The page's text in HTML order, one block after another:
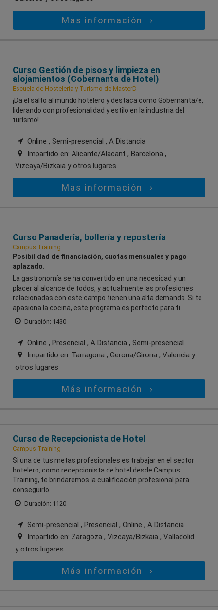
Más información
Curso Gestión de pisos y limpieza en
alojamientos (Gobernanta de Hotel)
Escuela de Hostelería y Turismo de MasterD
¡Da el salto al mundo hotelero y destaca como Gobernanta/e,
liderando con profesionalidad y estilo en la industria del
turismo!
Online , Semi-presencial , A Distancia
Impartido en: Alicante/Alacant , Barcelona ,
Vizcaya/Bizkaia y otros lugares
Más información
Curso Panadería, bollería y repostería
Campus Training
Posibilidad de financiación, cuotas mensuales y pago
aplazado.
La gastronomía se ha convertido en una necesidad y un
placer al alcance de todos, y actualmente las profesiones
relacionadas con este campo tienen una alta demanda. Si te
apasiona la cocina, este programa es perfecto para ti
Duración: 1430
Online , Presencial , A Distancia , Semi-presencial
Impartido en: Tarragona , Gerona/Girona , Valencia y
otros lugares
Más información
Curso de Recepcionista de Hotel
Campus Training
Si una de tus metas profesionales es trabajar en el sector
hotelero, como recepcionista de hotel desde Campus
Training, te brindaremos la cualificación profesional para
conseguirlo.
Duración: 1120
Semi-presencial , Presencial , Online , A Distancia
Impartido en: Zaragoza , Vizcaya/Bizkaia , Valladolid
y otros lugares
Más información